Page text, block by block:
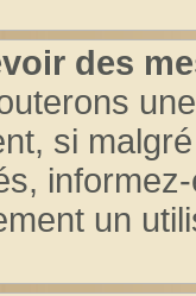
des
si
un